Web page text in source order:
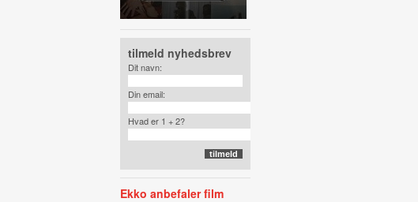
tilmeld nyhedsbrev
Dit navn:
Din email:
Hvad er 1 + 2?
Ekko anbefaler film